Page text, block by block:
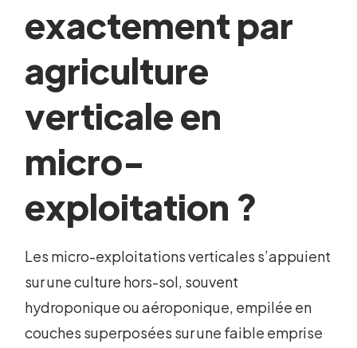
exactement par
agriculture
verticale en
micro-
exploitation ?
Les micro-exploitations verticales s’appuient
sur une culture hors-sol, souvent
hydroponique ou aéroponique, empilée en
couches superposées sur une faible emprise